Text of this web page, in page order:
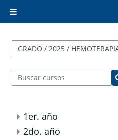
Categorías
Buscar cursos
1er. año
2do. año